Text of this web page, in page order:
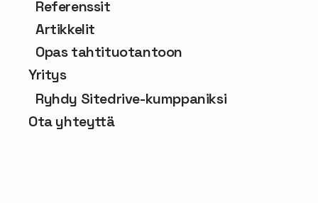
Referenssit
Artikkelit
Opas tahtituotantoon
Yritys
Ryhdy Sitedrive-kumppaniksi
Ota yhteyttä